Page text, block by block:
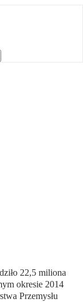
22,5 miliona
okresie 2014
Przemysłu